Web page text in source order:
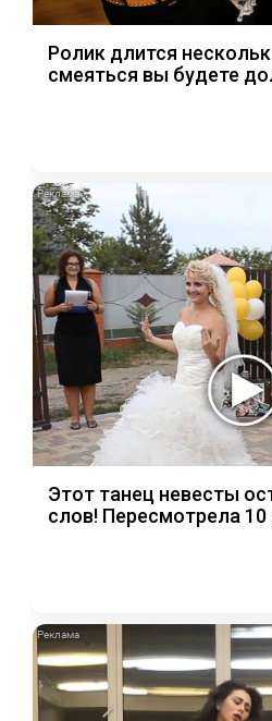
Ролик длится
смеяться вы будете
Этот танец невесты
слов! Пересмотрела 10